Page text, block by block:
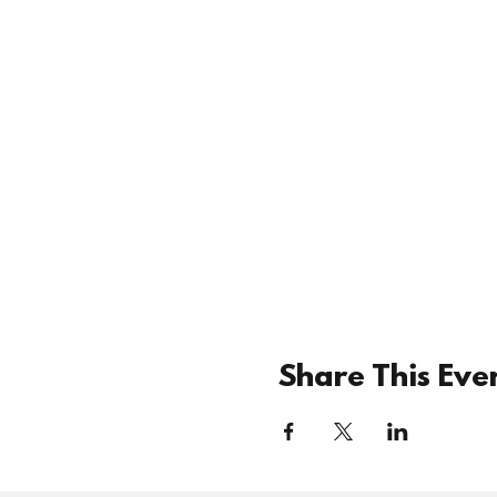
Share This